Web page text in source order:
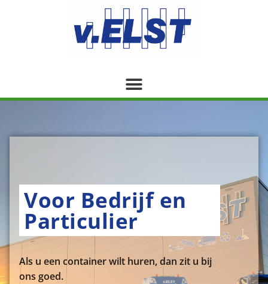
Voor Bedrijf en
Particulier
Als u een container wilt huren, dan zit u bij
ons goed.